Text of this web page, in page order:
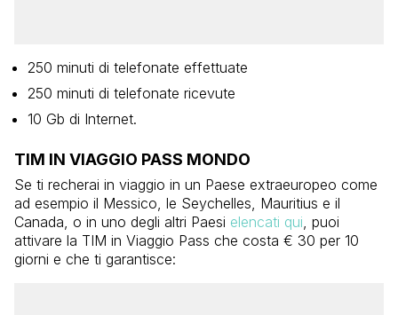
250 minuti di telefonate effettuate
250 minuti di telefonate ricevute
10 Gb di Internet.
TIM IN VIAGGIO PASS MONDO
Se ti recherai in viaggio in un Paese extraeuropeo come
ad esempio il Messico, le Seychelles, Mauritius e il
Canada, o in uno degli altri Paesi elencati qui , puoi
attivare la TIM in Viaggio Pass che costa € 30 per 10
giorni e che ti garantisce: